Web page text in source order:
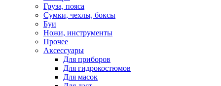
Груза, пояса
Сумки, чехлы, боксы
Буи
Ножи, инструменты
Прочее
Аксессуары
Для приборов
Для гидрокостюмов
Для масок